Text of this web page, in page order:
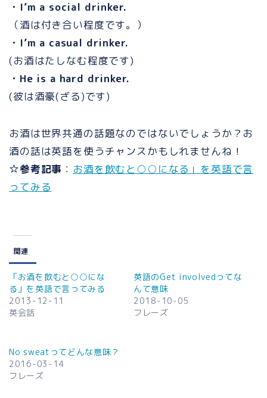
・I’m a social drinker.
（酒は付き合い程度です。）
・I’m a casual drinker.
(お酒はたしなむ程度です)
・He is a hard drinker.
(彼は酒豪(ざる)です)
お酒は世界共通の話題なのではないでしょうか？お
酒の話は英語を使うチャンスかもしれませんね！
☆参考記事 ： お酒を飲むと○○になる」を英語で言
ってみる
関連
「お酒を飲むと○○にな
る」を英語で言ってみる
2013-12-11
英会話
英語のGet involvedってな
んて意味
2018-10-05
フレーズ
No sweatってどんな意味？
2016-03-14
フレーズ